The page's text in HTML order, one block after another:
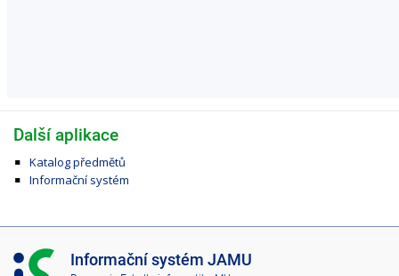
Další aplikace
Katalog předmětů
Informační systém
I
Informační systém JAMU